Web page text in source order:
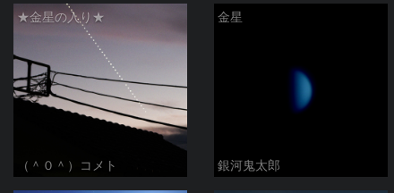
★金星の入り★
（＾０＾）コメト
金星
銀河鬼太郎